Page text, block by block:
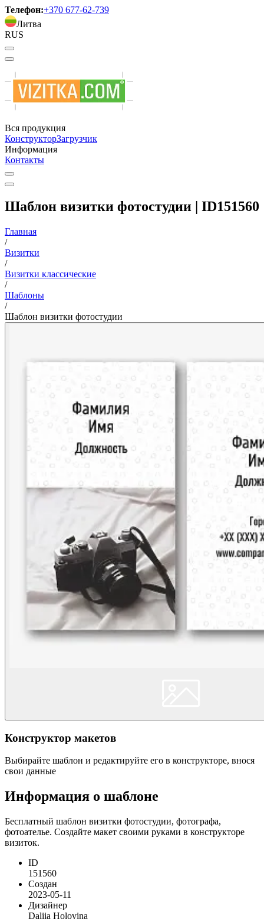
Телефон:+370 677-62-739
Литва
RUS
Вся продукция
КонструкторЗагрузчик
Информация
Контакты
Шаблон визитки фотостудии | ID151560
Главная
/
Визитки
/
Визитки классические
/
Шаблоны
/
Шаблон визитки фотостудии
Конструктор макетов
Выбирайте шаблон и редактируйте его в конструкторе, внося
свои данные
Информация о шаблоне
Бесплатный шаблон визитки фотостудии, фотографа,
фотоателье. Создайте макет своими руками в конструкторе
визиток.
ID
151560
Создан
2023-05-11
Дизайнер
Daliia Holovina